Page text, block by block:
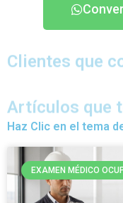
Clientes que
Artículos que
Haz Clic en el tema
EXAMEN MÉDICO